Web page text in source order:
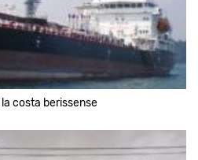
costa berissense